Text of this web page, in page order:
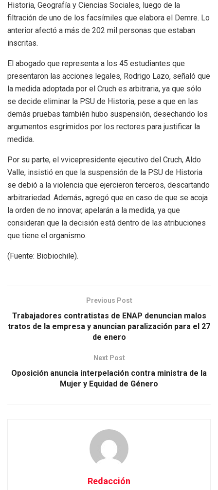
Historia, Geografía y Ciencias Sociales, luego de la
filtración de uno de los facsímiles que elabora el Demre. Lo
anterior afectó a más de 202 mil personas que estaban
inscritas.
El abogado que representa a los 45 estudiantes que
presentaron las acciones legales, Rodrigo Lazo, señaló que
la medida adoptada por el Cruch es arbitraria, ya que sólo
se decide eliminar la PSU de Historia, pese a que en las
demás pruebas también hubo suspensión, desechando los
argumentos esgrimidos por los rectores para justificar la
medida.
Por su parte, el vvicepresidente ejecutivo del Cruch, Aldo
Valle, insistió en que la suspensión de la PSU de Historia
se debió a la violencia que ejercieron terceros, descartando
arbitrariedad. Además, agregó que en caso de que se acoja
la orden de no innovar, apelarán a la medida, ya que
consideran que la decisión está dentro de las atribuciones
que tiene el organismo.
(Fuente: Biobiochile).
Previous Post
Trabajadores contratistas de ENAP denuncian malos
tratos de la empresa y anuncian paralización para el 27
de enero
Next Post
Oposición anuncia interpelación contra ministra de la
Mujer y Equidad de Género
Redacción